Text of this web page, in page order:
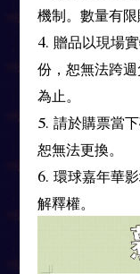
機制。數量有限
4. 贈品以現場
份，恕無法跨
為止。
5. 請於購票當
恕無法更換。
6. 環球嘉年華
解釋權。